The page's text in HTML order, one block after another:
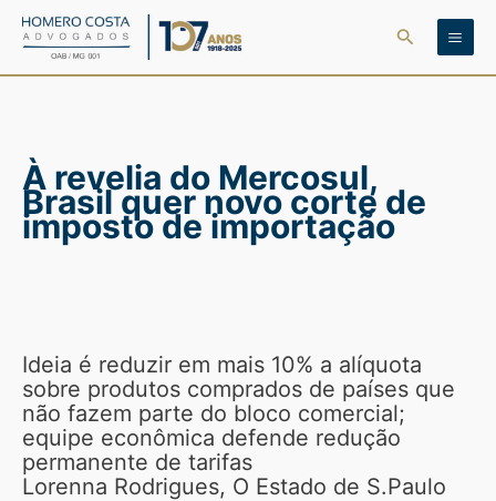
para
Pesquisar
À revelia do Mercosul,
Brasil quer novo corte de
imposto de importação
Ideia é reduzir em mais 10% a alíquota
sobre produtos comprados de países que
não fazem parte do bloco comercial;
equipe econômica defende redução
permanente de tarifas
Lorenna Rodrigues, O Estado de S.Paulo